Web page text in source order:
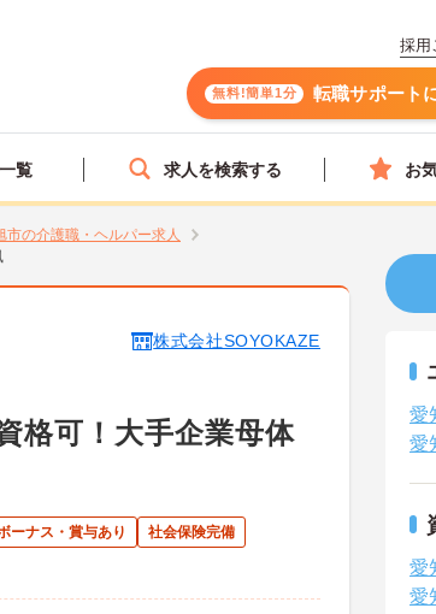
採用
無料!簡単1分 転職サポート
覧 求人を検索する お
市の介護職・ヘルパー求人
株式会社SOYOKAZE
格可！大手企業母体
ーナス・賞与あり
社会保険完備
愛
愛
愛
愛